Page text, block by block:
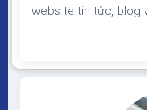
website tin tức, blog
thiết bị, trình duyệt,
code trên nền tảng